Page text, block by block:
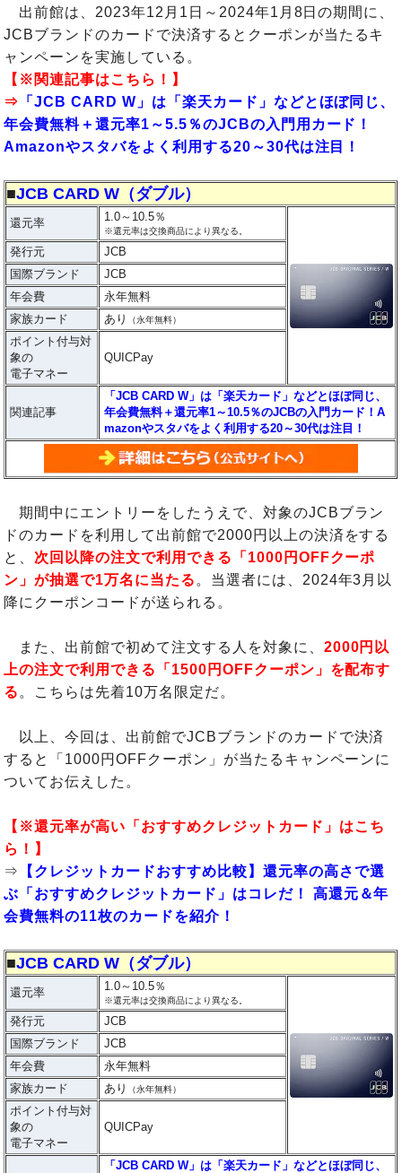
出前館は、2023年12月1日～2024年1月8日の期間に、
JCBブランドのカードで決済するとクーポンが当たるキ
ャンペーンを実施している。
【※関連記事はこちら！】
⇒ 「JCB CARD W」は「楽天カード」などとほぼ同じ、
年会費無料＋還元率1～5.5％のJCBの入門用カード！
Amazonやスタバをよく利用する20～30代は注目！
■JCB CARD W（ダブル）
還元率 1.0～10.5％
※還元率は交換商品により異なる。
発行元
JCB
国際ブランド
JCB
年会費
永年無料
家族カード
あり （永年無料）
ポイント付与対
象の
電子マネー
QUICPay
関連記事
「JCB CARD W」は「楽天カード」などとほぼ同じ、
年会費無料＋還元率1～10.5％のJCBの入門カード！A
mazonやスタバをよく利用する20～30代は注目！
期間中にエントリーをしたうえで、対象のJCBブラン
ドのカードを利用して出前館で2000円以上の決済をする
と、 次回以降の注文で利用できる「1000円OFFクーポ
ン」が抽選で1万名に当たる 。当選者には、2024年3月以
降にクーポンコードが送られる。
また、出前館で初めて注文する人を対象に、 2000円以
上の注文で利用できる「1500円OFFクーポン」を配布す
る 。こちらは先着10万名限定だ。
以上、今回は、出前館でJCBブランドのカードで決済
すると「1000円OFFクーポン」が当たるキャンペーンに
ついてお伝えした。
【※還元率が高い「おすすめクレジットカード」はこち
ら！】
⇒
【クレジットカードおすすめ比較】還元率の高さで選
ぶ「おすすめクレジットカード」はコレだ！ 高還元＆年
会費無料の11枚のカードを紹介！
■JCB CARD W（ダブル）
還元率 1.0～10.5％
※還元率は交換商品により異なる。
発行元
JCB
国際ブランド
JCB
年会費
永年無料
家族カード
あり （永年無料）
ポイント付与対
象の
電子マネー
QUICPay
「JCB CARD W」は「楽天カード」などとほぼ同じ、